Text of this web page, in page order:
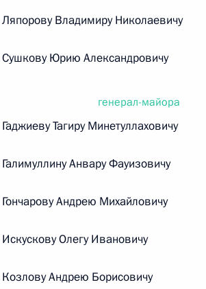
Федеральный закон от
и добровольчестве (волонтерстве)»
26 июля 2026 года
Ляпорову Владимиру Николаевичу
Сушкову Юрию Александровичу
генерал-майора
Гаджиеву Тагиру Минетуллаховичу
Галимуллину Анвару Фауизовичу
Гончарову Андрею Михайловичу
Искускову Олегу Ивановичу
Козлову Андрею Борисовичу